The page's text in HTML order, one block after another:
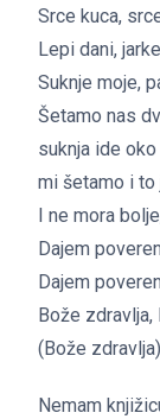
Srce kuca,
Lepi dani,
Suknje moje,
Šetamo nas
suknja ide
mi šetamo i to
I ne mora
Dajem
Dajem
Bože
(Bože zdravlja)
Nemam